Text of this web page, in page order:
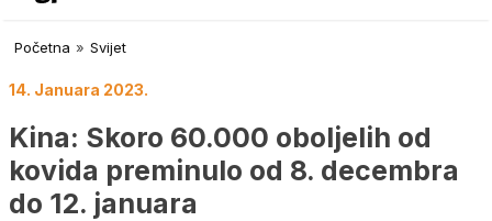
Početna » Svijet
14. Januara 2023.
Kina: Skoro 60.000 oboljelih od
kovida preminulo od 8. decembra
do 12. januara